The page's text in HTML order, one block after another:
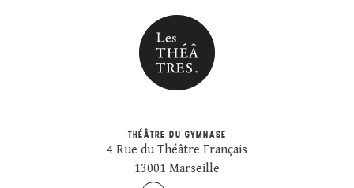
THÉÂTRE DU GYMNASE
4 Rue du Théâtre Français
13001 Marseille